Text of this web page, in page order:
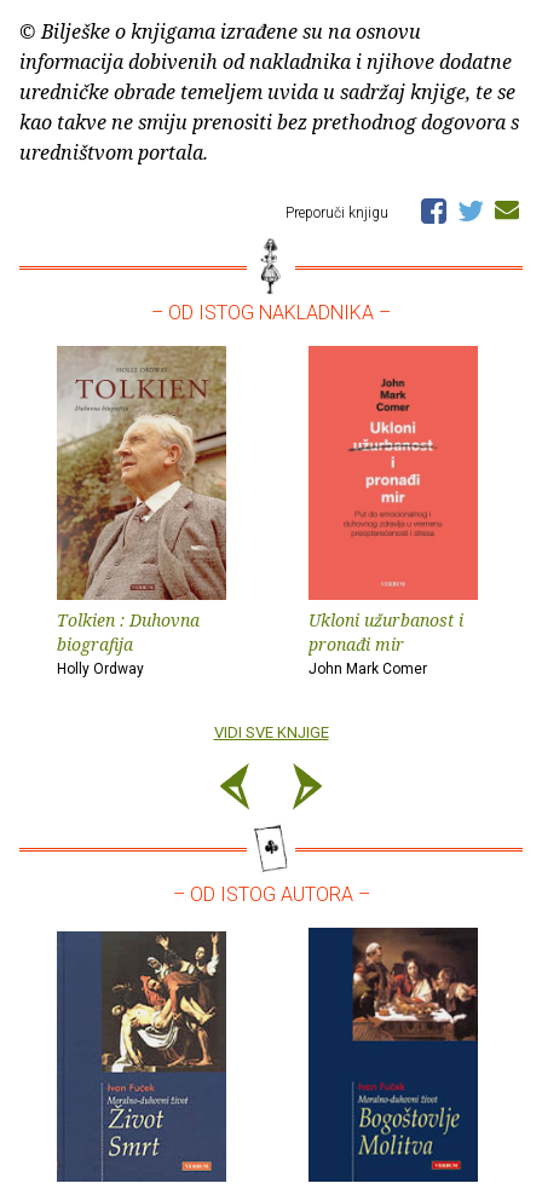
© Bilješke o knjigama izrađene su na osnovu
informacija dobivenih od nakladnika i njihove dodatne
uredničke obrade temeljem uvida u sadržaj knjige, te se
kao takve ne smiju prenositi bez prethodnog dogovora s
uredništvom portala.
Preporuči knjigu
– OD ISTOG NAKLADNIKA –
Tolkien : Duhovna
biografija
Holly Ordway
Ukloni užurbanost i
pronađi mir
John Mark Comer
VIDI SVE KNJIGE
– OD ISTOG AUTORA –